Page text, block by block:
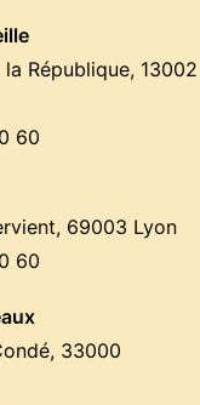
la République, 13002
60
69003 Lyon
60
33000